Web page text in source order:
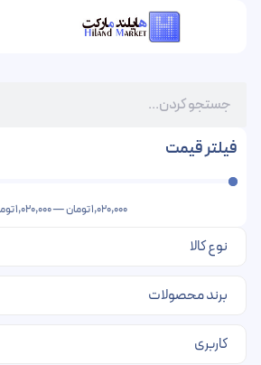
فیلتر قیمت
1,020,000تومان—
1,020,000تومان